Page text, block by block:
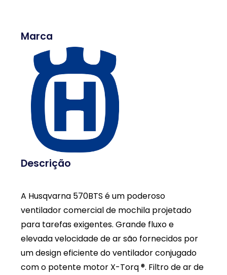
Marca
Descrição
A Husqvarna 570BTS é um poderoso
ventilador comercial de mochila projetado
para tarefas exigentes. Grande fluxo e
elevada velocidade de ar são fornecidos por
um design eficiente do ventilador conjugado
com o potente motor X-Torq ®. Filtro de ar de